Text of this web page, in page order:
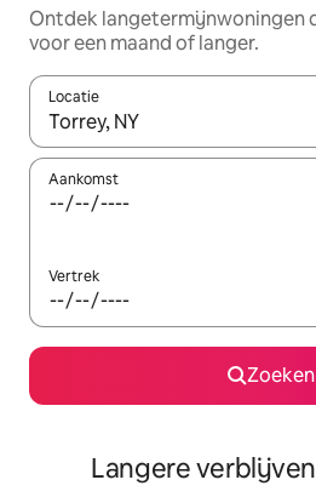
Ontdek langetermijnwoningen
voor een maand of langer.
Locatie
Wanneer er resultaten
Aankomst
Vertrek
Zoeken
Langere